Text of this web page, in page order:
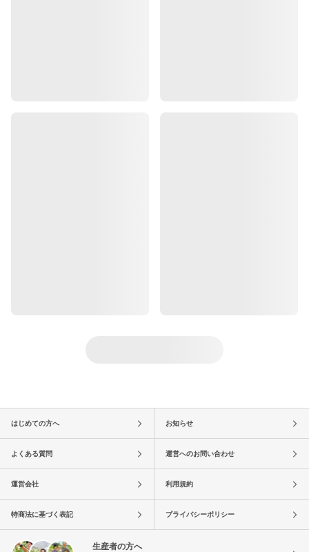
はじめての方へ お知らせ
よくある質問 運営へのお問い合わせ
運営会社 利用規約
特商法に基づく表記 プライバシーポリシー
生産者の方へ